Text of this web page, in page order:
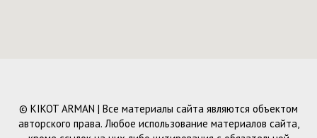
© KIKOT ARMAN | Все материалы сайта являются объектом
авторского права. Любое использование материалов сайта,